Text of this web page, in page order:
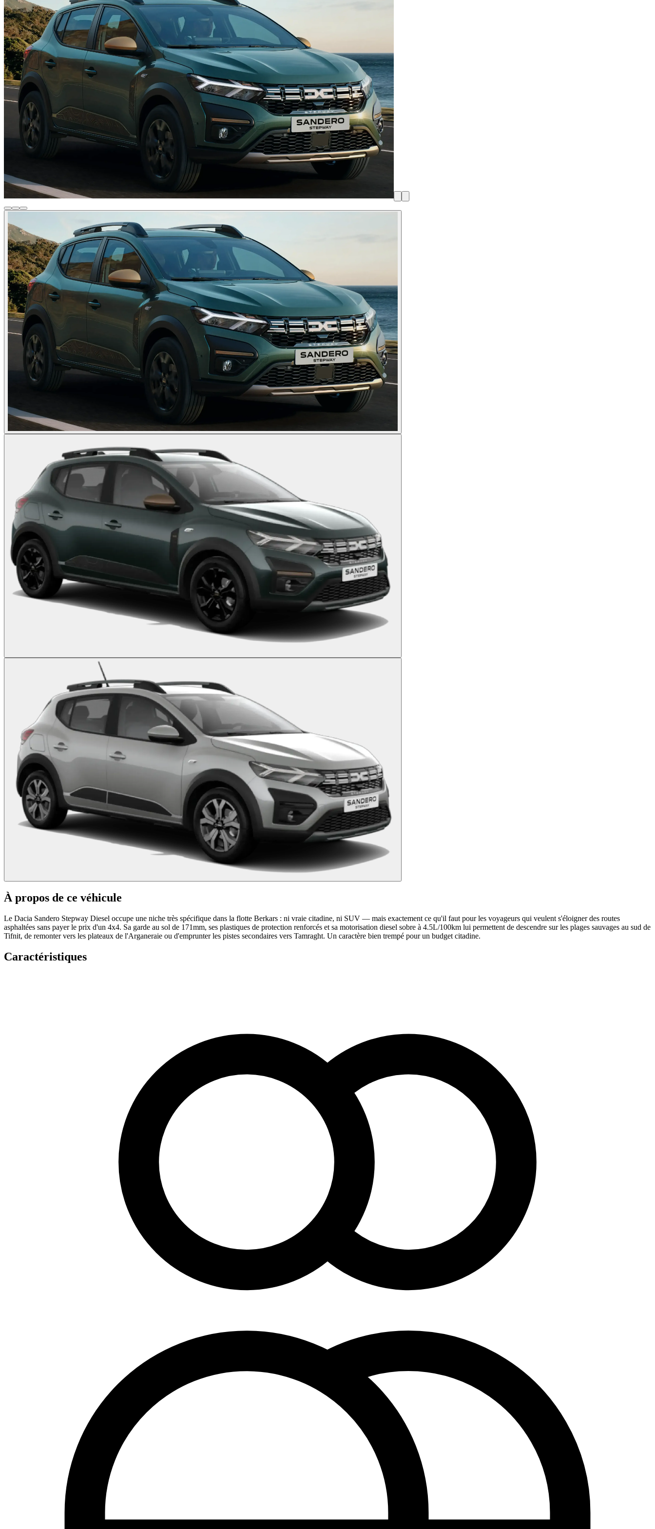
À propos de ce véhicule
Le Dacia Sandero Stepway Diesel occupe une niche très spécifique dans la flotte Berkars : ni vraie citadine, ni SUV — mais exactement ce qu'il faut pour les voyageurs qui veulent s'éloigner des routes
asphaltées sans payer le prix d'un 4x4. Sa garde au sol de 171mm, ses plastiques de protection renforcés et sa motorisation diesel sobre à 4.5L/100km lui permettent de descendre sur les plages sauvages au sud de
Tifnit, de remonter vers les plateaux de l'Arganeraie ou d'emprunter les pistes secondaires vers Tamraght. Un caractère bien trempé pour un budget citadine.
Caractéristiques